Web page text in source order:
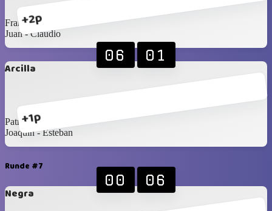
+2p
Francisco ‐ Gerardo
Juan - Claudio
Arcilla
+1p
06 01
Patricio - Santi
Joaquín - Esteban
Runde #7
Negra
00 06